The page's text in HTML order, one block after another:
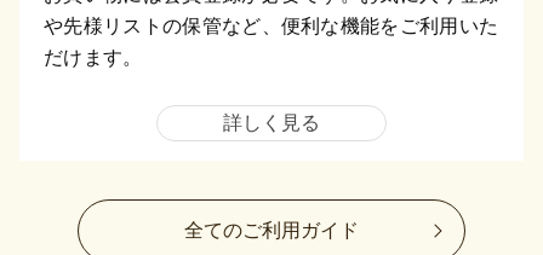
や先様リストの保管など、便利な機能をご利用いた
だけます。
詳しく見る
全てのご利用ガイド